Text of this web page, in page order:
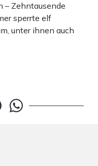
– Zehntausende
sperrte elf
unter ihnen auch